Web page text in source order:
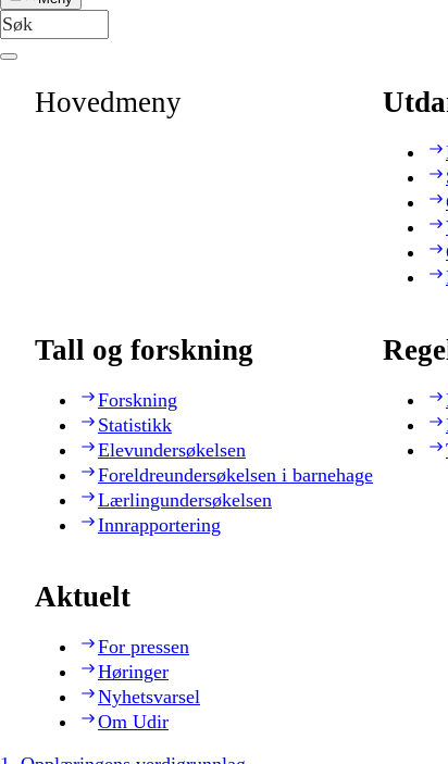
Hovedmeny
Tall og forskning
Forskning
Statistikk
Elevundersøkelsen
Foreldreundersøkelsen i barnehage
Lærlingundersøkelsen
Innrapportering
Aktuelt
For pressen
Høringer
Nyhetsvarsel
Om Udir